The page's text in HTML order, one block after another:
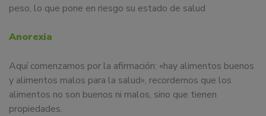
peso, lo que pone en riesgo su estado de salud
Anorexia
Aquí comenzamos por la afirmación: «hay alimentos buenos
y alimentos malos para la salud», recordemos que los
alimentos no son buenos ni malos, sino que tienen
propiedades.